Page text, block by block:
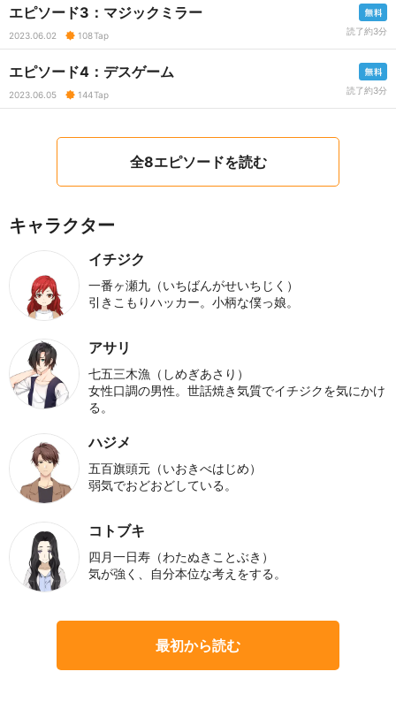
エピソード3：マジックミラー
2023.06.02 108Tap 読了約3分
エピソード4：デスゲーム
2023.06.05 144Tap 読了約3分
全8エピソードを読む
キャラクター
イチジク
一番ヶ瀬九（いちばんがせいちじく）
引きこもりハッカー。小柄な僕っ娘。
アサリ
七五三木漁（しめぎあさり）
女性口調の男性。世話焼き気質でイチジクを気にかけ
る。
ハジメ
五百旗頭元（いおきべはじめ）
弱気でおどおどしている。
コトブキ
四月一日寿（わたぬきことぶき）
気が強く、自分本位な考えをする。
最初から読む